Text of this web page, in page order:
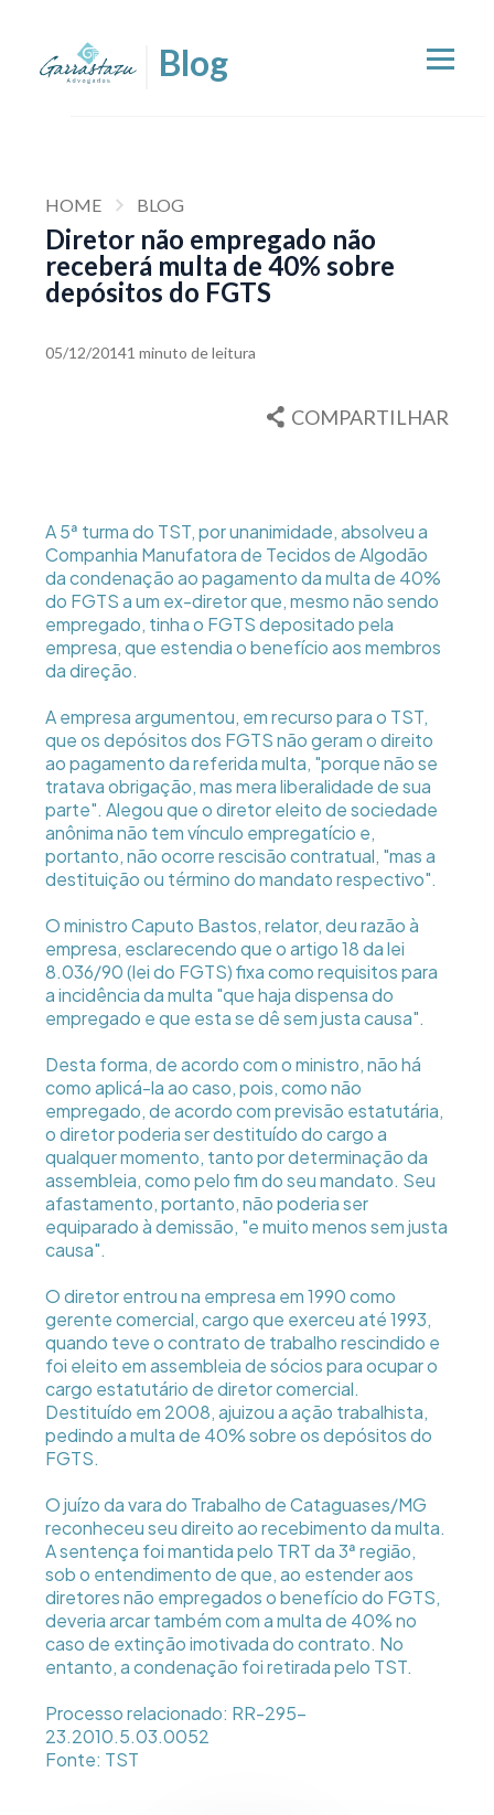
HOME BLOG
Diretor não empregado não
receberá multa de 40% sobre
depósitos do FGTS
05/12/20141 minuto de leitura
COMPARTILHAR
A 5ª turma do TST, por unanimidade, absolveu a
Companhia Manufatora de Tecidos de Algodão
da condenação ao pagamento da multa de 40%
do FGTS a um ex-diretor que, mesmo não sendo
empregado, tinha o FGTS depositado pela
empresa, que estendia o benefício aos membros
da direção.
A empresa argumentou, em recurso para o TST,
que os depósitos dos FGTS não geram o direito
ao pagamento da referida multa, "porque não se
tratava obrigação, mas mera liberalidade de sua
parte". Alegou que o diretor eleito de sociedade
anônima não tem vínculo empregatício e,
portanto, não ocorre rescisão contratual, "mas a
destituição ou término do mandato respectivo".
O ministro Caputo Bastos, relator, deu razão à
empresa, esclarecendo que o artigo 18 da lei
8.036/90 (lei do FGTS) fixa como requisitos para
a incidência da multa "que haja dispensa do
empregado e que esta se dê sem justa causa".
Desta forma, de acordo com o ministro, não há
como aplicá-la ao caso, pois, como não
empregado, de acordo com previsão estatutária,
o diretor poderia ser destituído do cargo a
qualquer momento, tanto por determinação da
assembleia, como pelo fim do seu mandato. Seu
afastamento, portanto, não poderia ser
equiparado à demissão, "e muito menos sem justa
causa".
O diretor entrou na empresa em 1990 como
gerente comercial, cargo que exerceu até 1993,
quando teve o contrato de trabalho rescindido e
foi eleito em assembleia de sócios para ocupar o
cargo estatutário de diretor comercial.
Destituído em 2008, ajuizou a ação trabalhista,
pedindo a multa de 40% sobre os depósitos do
FGTS.
O juízo da vara do Trabalho de Cataguases/MG
reconheceu seu direito ao recebimento da multa.
A sentença foi mantida pelo TRT da 3ª região,
sob o entendimento de que, ao estender aos
diretores não empregados o benefício do FGTS,
deveria arcar também com a multa de 40% no
caso de extinção imotivada do contrato. No
entanto, a condenação foi retirada pelo TST.
Processo relacionado: RR-295-
23.2010.5.03.0052
Fonte: TST